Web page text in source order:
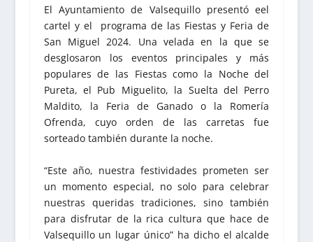
El Ayuntamiento de Valsequillo presentó eel
cartel y el programa de las Fiestas y Feria de
San Miguel 2024. Una velada en la que se
desglosaron los eventos principales y más
populares de las Fiestas como la Noche del
Pureta, el Pub Miguelito, la Suelta del Perro
Maldito, la Feria de Ganado o la Romería
Ofrenda, cuyo orden de las carretas fue
sorteado también durante la noche.
“Este año, nuestra festividades prometen ser
un momento especial, no solo para celebrar
nuestras queridas tradiciones, sino también
para disfrutar de la rica cultura que hace de
Valsequillo un lugar único” ha dicho el alcalde